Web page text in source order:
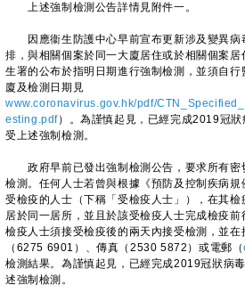
上述強制檢測公告詳情見附件一。
因應衞生防護中心早前宣布更新涉及變異病
排，與相關個案於同一大廈居住或於相關個案
生署的公布於指明日期進行強制檢測，並須自
廈及檢測日期見
www.coronavirus.gov.hk/pdf/
esting.pdf）。為謹慎起見，已經完成2019冠
受上述強制檢測。
政府早前已發出強制檢測公告，要求所有密
檢測。任何人士若曾與根據《預防及控制疾病
受檢疫的人士（下稱「受檢疫人士」），在其
居於同一居所，並且於該受檢疫人士完成檢疫
檢疫人士須接受檢疫後的兩天內接受檢測，並
（6275 6901）、傳真（2530 5872）或電郵（
檢測結果。為謹慎起見，已經完成2019冠狀病
述強制檢測。